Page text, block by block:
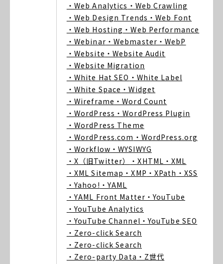
・Web Analytics ・Web Crawling
・Web Design Trends ・Web Font
・Web Hosting ・Web Performance
・Webinar ・Webmaster ・WebP
・Website ・Website Audit
・Website Migration
・White Hat SEO ・White Label
・White Space ・Widget
・Wireframe ・Word Count
・WordPress ・WordPress Plugin
・WordPress Theme
・WordPress.com ・WordPress.org
・Workflow ・WYSIWYG
・X（旧Twitter）
・XHTML ・XML
・XML Sitemap ・XMP ・XPath ・XSS
・Yahoo! ・YAML
・YAML Front Matter ・YouTube
・YouTube Analytics
・YouTube Channel ・YouTube SEO
・Zero-click Search
・Zero-click Search
・Zero-party Data ・Z世代